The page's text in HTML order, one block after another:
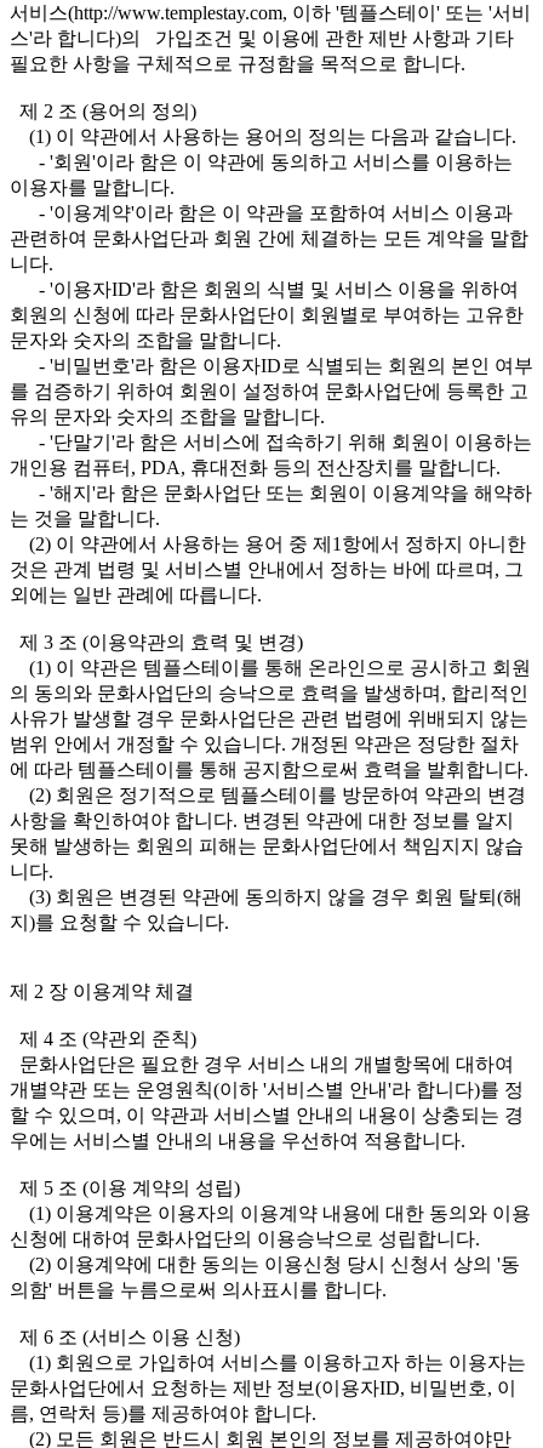
서비스(http://www.templestay.com, 이하 '템플스테이' 또는 '서비
스'라 합니다)의 가입조건 및 이용에 관한 제반 사항과 기타
필요한 사항을 구체적으로 규정함을 목적으로 합니다.
제 2 조 (용어의 정의)
(1) 이 약관에서 사용하는 용어의 정의는 다음과 같습니다.
- '회원'이라 함은 이 약관에 동의하고 서비스를 이용하는
이용자를 말합니다.
- '이용계약'이라 함은 이 약관을 포함하여 서비스 이용과
관련하여 문화사업단과 회원 간에 체결하는 모든 계약을 말합
니다.
- '이용자ID'라 함은 회원의 식별 및 서비스 이용을 위하여
회원의 신청에 따라 문화사업단이 회원별로 부여하는 고유한
문자와 숫자의 조합을 말합니다.
- '비밀번호'라 함은 이용자ID로 식별되는 회원의 본인 여부
를 검증하기 위하여 회원이 설정하여 문화사업단에 등록한 고
유의 문자와 숫자의 조합을 말합니다.
- '단말기'라 함은 서비스에 접속하기 위해 회원이 이용하는
개인용 컴퓨터, PDA, 휴대전화 등의 전산장치를 말합니다.
- '해지'라 함은 문화사업단 또는 회원이 이용계약을 해약하
는 것을 말합니다.
(2) 이 약관에서 사용하는 용어 중 제1항에서 정하지 아니한
것은 관계 법령 및 서비스별 안내에서 정하는 바에 따르며, 그
외에는 일반 관례에 따릅니다.
제 3 조 (이용약관의 효력 및 변경)
(1) 이 약관은 템플스테이를 통해 온라인으로 공시하고 회원
의 동의와 문화사업단의 승낙으로 효력을 발생하며, 합리적인
사유가 발생할 경우 문화사업단은 관련 법령에 위배되지 않는
범위 안에서 개정할 수 있습니다. 개정된 약관은 정당한 절차
에 따라 템플스테이를 통해 공지함으로써 효력을 발휘합니다.
(2) 회원은 정기적으로 템플스테이를 방문하여 약관의 변경
사항을 확인하여야 합니다. 변경된 약관에 대한 정보를 알지
못해 발생하는 회원의 피해는 문화사업단에서 책임지지 않습
니다.
(3) 회원은 변경된 약관에 동의하지 않을 경우 회원 탈퇴(해
지)를 요청할 수 있습니다.
제 2 장 이용계약 체결
제 4 조 (약관외 준칙)
문화사업단은 필요한 경우 서비스 내의 개별항목에 대하여
개별약관 또는 운영원칙(이하 '서비스별 안내'라 합니다)를 정
할 수 있으며, 이 약관과 서비스별 안내의 내용이 상충되는 경
우에는 서비스별 안내의 내용을 우선하여 적용합니다.
제 5 조 (이용 계약의 성립)
(1) 이용계약은 이용자의 이용계약 내용에 대한 동의와 이용
신청에 대하여 문화사업단의 이용승낙으로 성립합니다.
(2) 이용계약에 대한 동의는 이용신청 당시 신청서 상의 '동
의함' 버튼을 누름으로써 의사표시를 합니다.
제 6 조 (서비스 이용 신청)
(1) 회원으로 가입하여 서비스를 이용하고자 하는 이용자는
문화사업단에서 요청하는 제반 정보(이용자ID, 비밀번호, 이
름, 연락처 등)를 제공하여야 합니다.
(2) 모든 회원은 반드시 회원 본인의 정보를 제공하여야만